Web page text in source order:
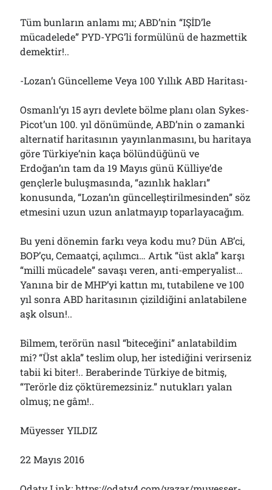
Tüm bunların anlamı mı; ABD’nin “IŞİD’le
mücadelede” PYD-YPG’li formülünü de hazmettik
demektir!..
-Lozan’ı Güncelleme Veya 100 Yıllık ABD Haritası-
Osmanlı’yı 15 ayrı devlete bölme planı olan Sykes-
Picot’un 100. yıl dönümünde, ABD’nin o zamanki
alternatif haritasının yayınlanmasını, bu haritaya
göre Türkiye’nin kaça bölündüğünü ve
Erdoğan’ın tam da 19 Mayıs günü Külliye’de
gençlerle buluşmasında, “azınlık hakları”
konusunda, “Lozan’ın güncelleştirilmesinden” söz
etmesini uzun uzun anlatmayıp toparlayacağım.
Bu yeni dönemin farkı veya kodu mu? Dün AB’ci,
BOP’çu, Cemaatçi, açılımcı… Artık “üst akla” karşı
“milli mücadele” savaşı veren, anti-emperyalist…
Yanına bir de MHP’yi kattın mı, tutabilene ve 100
yıl sonra ABD haritasının çizildiğini anlatabilene
aşk olsun!..
Bilmem, terörün nasıl “biteceğini” anlatabildim
mi? “Üst akla” teslim olup, her istediğini verirseniz
tabii ki biter!.. Beraberinde Türkiye de bitmiş,
“Terörle diz çöktüremezsiniz.” nutukları yalan
olmuş; ne gâm!..
Müyesser YILDIZ
22 Mayıs 2016